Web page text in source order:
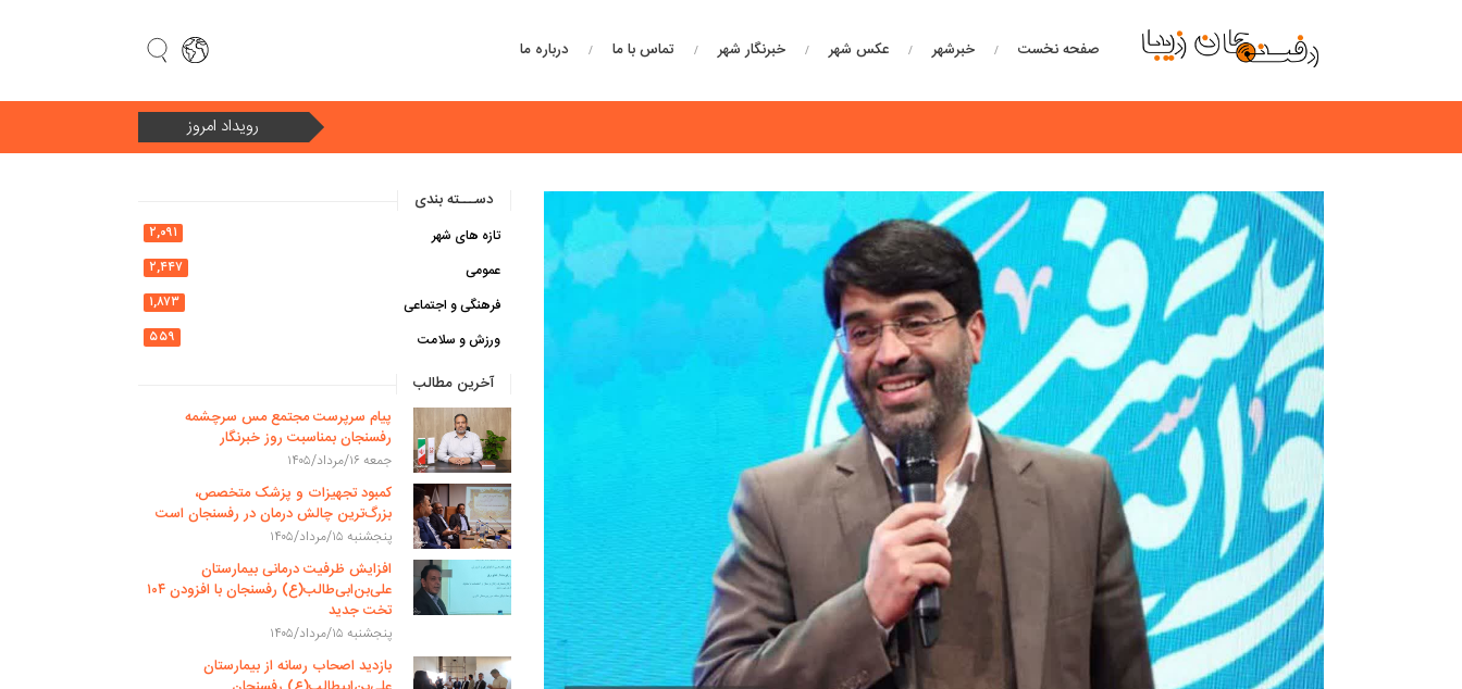
صفحه نخست خبرشهر عکس شهر خبرنگار شهر تماس با ما درباره ما
رویداد امروز
دســـته بندی
تازه های شهر
۲,۰۹۱
عمومی
۲,۴۴۷
فرهنگی و اجتماعی
۱,۸۷۳
ورزش و سلامت
۵۵۹
آخرین مطالب
پیام سرپرست مجتمع مس سرچشمه
رفسنجان بمناسبت روز خبرنگار
جمعه ۱۶/مرداد/۱۴۰۵
کمبود تجهیزات و پزشک متخصص،
بزرگ‌ترین چالش درمان در رفسنجان است
پنجشنبه ۱۵/مرداد/۱۴۰۵
افزایش ظرفیت درمانی بیمارستان
علی‌بن‌ابی‌طالب(ع) رفسنجان با افزودن ۱۰۴
تخت جدید
پنجشنبه ۱۵/مرداد/۱۴۰۵
بازدید اصحاب رسانه از بیمارستان